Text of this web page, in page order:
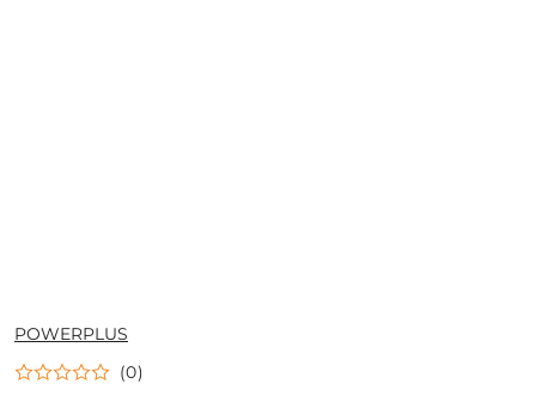
NAZWA
PRODUCENTA:
POWERPLUS
(0)